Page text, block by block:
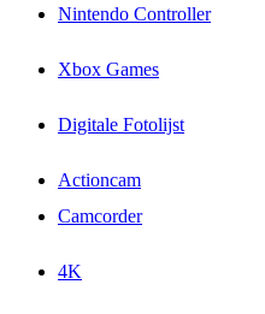
Nintendo Controller
Xbox Games
Digitale Fotolijst
Actioncam
Camcorder
4K